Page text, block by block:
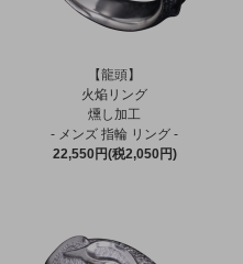
【龍頭】
火焔リング
燻し加工
- メンズ 指輪 リング -
22,550円(税2,050円)